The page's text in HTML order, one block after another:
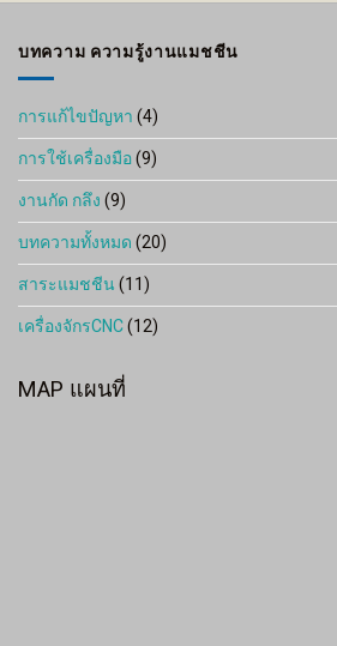
บทความ ความรู้งานแมชชีน
การแก้ไขปัญหา(4)
การใช้เครื่องมือ(9)
งานกัด กลึง(9)
บทความทั้งหมด(20)
สาระแมชชีน(11)
เครื่องจักรCNC(12)
MAP แผนที่